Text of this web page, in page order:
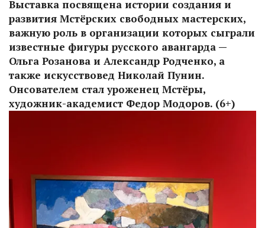
Выставка посвящена истории создания и
развития Мстёрских свободных мастерских,
важную роль в организации которых сыграли
известные фигуры русского авангарда —
Ольга Розанова и Александр Родченко, а
также искусствовед Николай Пунин.
Онсователем стал уроженец Мстёры,
художник-академист Федор Модоров. (6+)